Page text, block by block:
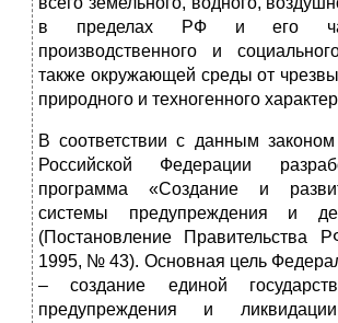
в пределах РФ и его
производственного и
также окружающей среды от
природного и техногенного
В соответствии с данным
Российской Федерации
программа «Создание и
системы предупреждения и
(Постановление Правительства
1995, № 43). Основная цель
– создание единой
предупреждения и